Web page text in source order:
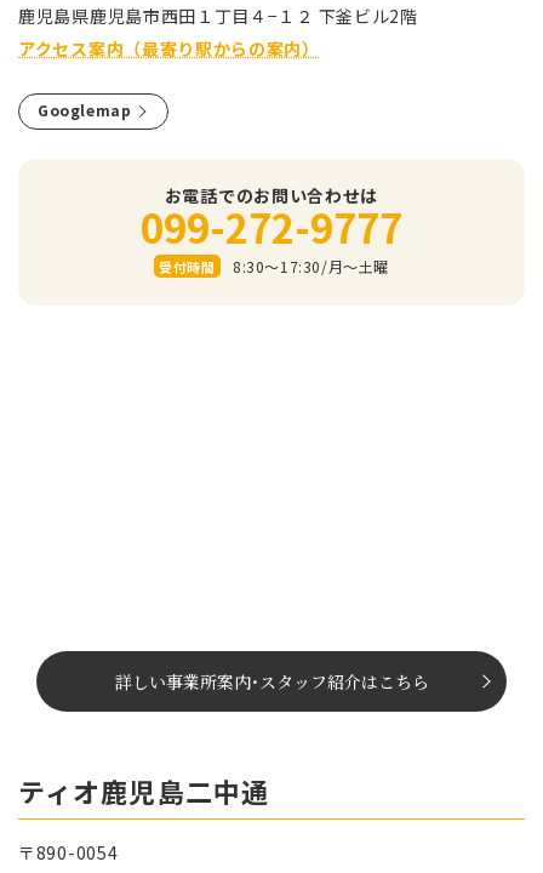
⿅児島県⿅児島市⻄⽥１丁⽬４−１２ 下釜ビル2階
アクセス案内（最寄り駅からの案内）
Googlemap
お電話でのお問い合わせは
099-272-9777
受付時間 8:30～17:30/⽉〜⼟曜
詳しい事業所案内･スタッフ紹介はこちら
ティオ鹿児島二中通
〒890-0054